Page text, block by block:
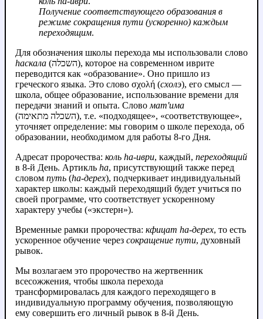
Получение соответствующего образования в
режиме сокращения пути (ускоренно) каждым
переходящим.
Для обозначения школы перехода мы использовали слово
hаскала (השכלה), которое на современном иврите
переводится как «образование». Оно пришло из
греческого языка. Это слово σχολή (схолэ), его смысл —
школа, общее образование, использование времени для
передачи знаний и опыта. Слово мат'има
(השכלה מתאימה), т.е. «подходящее», «соответствующее»,
уточняет определение: мы говорим о школе перехода, об
образовании, необходимом для работы 8-го Дня.
Адресат пророчества: коль hа-иври, каждый, переходящий
в 8-й День. Артикль hа, присутствующий также перед
словом путь (hа-дерех), подчеркивает индивидуальный
характер школы: каждый переходящий будет учиться по
своей программе, что соответствует ускоренному
характеру учебы («экстерн»).
Временные рамки пророчества: кфицат hа-дерех, то есть
ускоренное обучение через сокращение пути, духовный
рывок.
Мы возлагаем это пророчество на жертвенник
всесожжения, чтобы школа перехода
трансформировалась для каждого переходящего в
индивидуальную программу обучения, позволяющую
ему совершить его личный рывок в 8-й День.